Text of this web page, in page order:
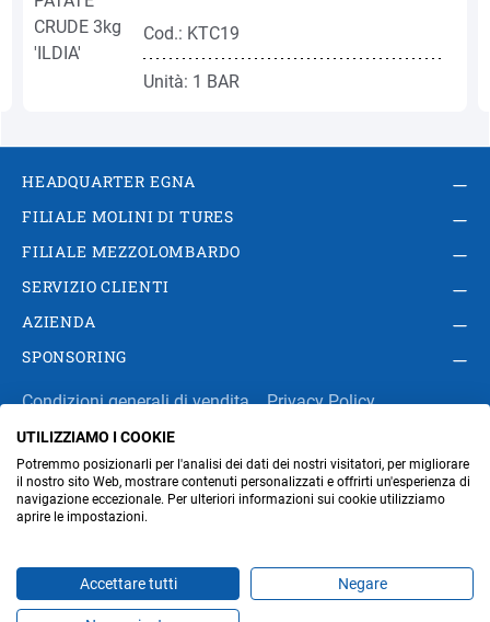
Cod.: KTC19
Unità: 1 BAR
HEADQUARTER EGNA
FILIALE MOLINI DI TURES
FILIALE MEZZOLOMBARDO
SERVIZIO CLIENTI
AZIENDA
SPONSORING
Condizioni generali di vendita
Privacy Policy
Impressum
Modifica impostazioni dei cookie
Amministrazione
UTILIZZIAMO I COOKIE
Potremmo posizionarli per l'analisi dei dati dei nostri visitatori, per migliorare
il nostro sito Web, mostrare contenuti personalizzati e offrirti un'esperienza di
navigazione eccezionale. Per ulteriori informazioni sui cookie utilizziamo
aprire le impostazioni.
Accettare tutti Negare